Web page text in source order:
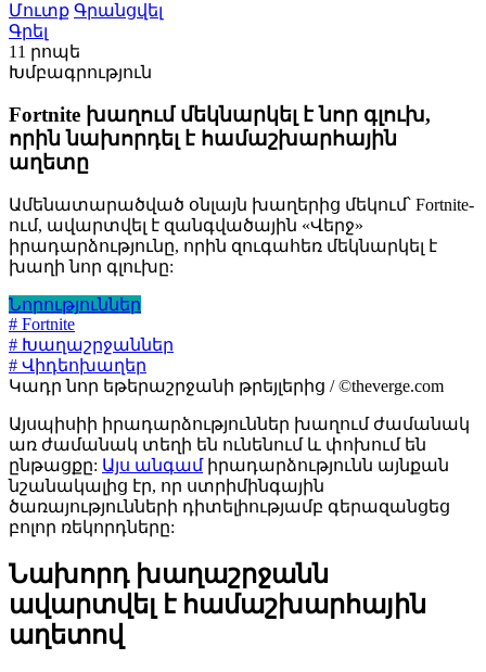
Մուտք Գրանցվել
Գրել
11 րոպե
Խմբագրություն
Fortnite խաղում մեկնարկել է նոր գլուխ,
որին նախորդել է համաշխարհային
աղետը
Ամենատարածված օնլայն խաղերից մեկում՝ Fortnite-
ում, ավարտվել է զանգվածային «Վերջ»
իրադարձությունը, որին զուգահեռ մեկնարկել է
խաղի նոր գլուխը:
Նորություններ
# Fortnite
# Խաղաշրջաններ
# Վիդեոխաղեր
Կադր նոր եթերաշրջանի թրեյլերից / ©theverge.com
Այսպիսիի իրադարձություններ խաղում ժամանակ
առ ժամանակ տեղի են ունենում և փոխում են
ընթացքը: Այս անգամիրադարձությունն այնքան
նշանակալից էր, որ ստրիմինգային
ծառայությունների դիտելիությամբ գերազանցեց
բոլոր ռեկորդները:
Նախորդ խաղաշրջանն
ավարտվել է համաշխարհային
աղետով